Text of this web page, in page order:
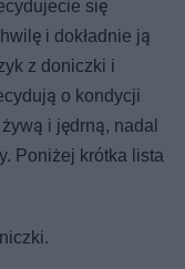
się
i dokładnie ją
z doniczki i
o kondycji
i jędrną, nadal
Poniżej krótka lista